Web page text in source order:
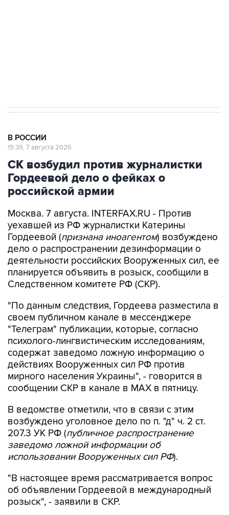
В РОССИИ
19:39, 7 августа 2026
СК возбудил против журналистки
Гордеевой дело о фейках о
российской армии
Москва. 7 августа. INTERFAX.RU - Против
уехавшей из РФ журналистки Катерины
Гордеевой (признана иноагентом) возбуждено
дело о распространении дезинформации о
деятельности российских Вооруженных сил, ее
планируется объявить в розыск, сообщили в
Следственном комитете РФ (СКР).
"По данным следствия, Гордеева разместила в
своем публичном канале в мессенджере
"Телеграм" публикации, которые, согласно
психолого-лингвистическим исследованиям,
содержат заведомо ложную информацию о
действиях Вооруженных сил РФ против
мирного населения Украины", - говорится в
сообщении СКР в канале в MAX в пятницу.
В ведомстве отметили, что в связи с этим
возбуждено уголовное дело по п. "д" ч. 2 ст.
207.3 УК РФ (публичное распространение
заведомо ложной информации об
использовании Вооруженных сил РФ).
"В настоящее время рассматривается вопрос
об объявлении Гордеевой в международный
розыск", - заявили в СКР.